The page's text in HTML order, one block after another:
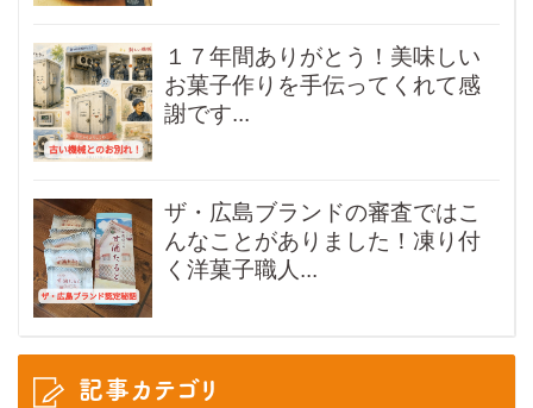
１７年間ありがとう！美味しい
お菓子作りを手伝ってくれて感
謝です...
ザ・広島ブランドの審査ではこ
んなことがありました！凍り付
く洋菓子職人...
記事カテゴリ